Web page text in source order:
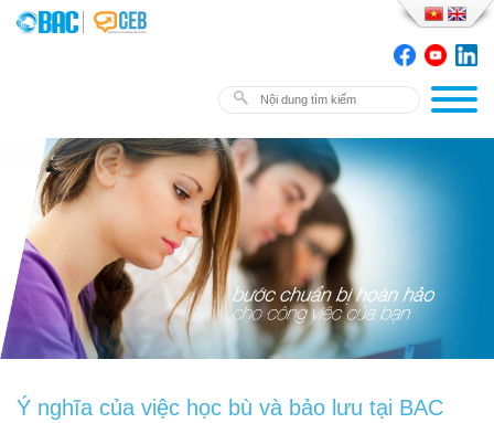
Ý nghĩa của việc học bù và bảo lưu tại BAC